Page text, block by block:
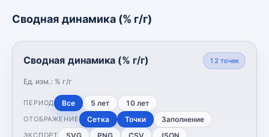
Сводная динамика (% г/г)
Сводная динамика (% г/г)
Ед. изм.: % г/г
12 точек
ПЕРИОД Все 5 лет 10 лет
ОТОБРАЖЕНИЕ Сетка Точки Заполнение
ЭКСПОРТ SVG PNG CSV JSON